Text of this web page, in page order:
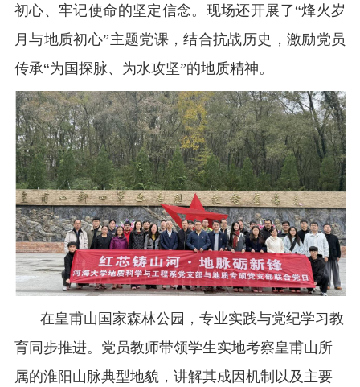
初心、牢记使命的坚定信念。现场还开展了“烽火岁
月与地质初心”主题党课，结合抗战历史，激励党员
传承“为国探脉、为水攻坚”的地质精神。
在皇甫山国家森林公园，专业实践与党纪学习教
育同步推进。党员教师带领学生实地考察皇甫山所
属的淮阳山脉典型地貌，讲解其成因机制以及主要